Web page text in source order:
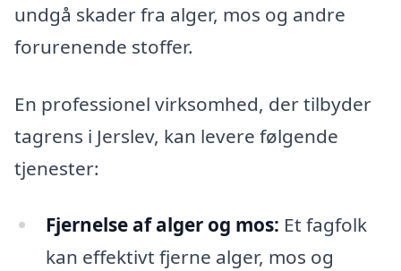
undgå skader fra alger, mos og andre
forurenende stoffer.
En professionel virksomhed, der tilbyder
tagrens i Jerslev, kan levere følgende
tjenester:
Fjernelse af alger og mos: Et fagfolk
kan effektivt fjerne alger, mos og